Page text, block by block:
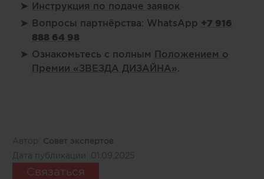
Инструкция по подаче заявок
Вопросы партнёрства: WhatsApp +7 916
888 64 98
Ознакомьтесь с полным Положением о
Премии «ЗВЕЗДА ДИЗАЙНА».
Автор: Совет экспертов
Дата публикации: 01.09.2025
Связаться